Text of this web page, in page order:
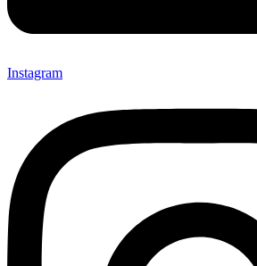
Instagram